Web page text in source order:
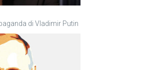
di Vladimir Putin